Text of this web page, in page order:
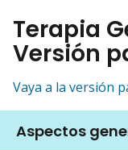
Terapia
Versión
Vaya a la versión
Aspectos